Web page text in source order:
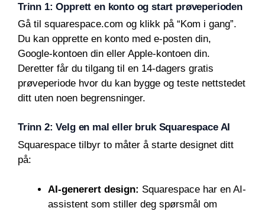
Trinn 1: Opprett en konto og start prøveperioden
Gå til squarespace.com og klikk på “Kom i gang”.
Du kan opprette en konto med e-posten din,
Google-kontoen din eller Apple-kontoen din.
Deretter får du tilgang til en 14-dagers gratis
prøveperiode hvor du kan bygge og teste nettstedet
ditt uten noen begrensninger.
Trinn 2: Velg en mal eller bruk Squarespace AI
Squarespace tilbyr to måter å starte designet ditt
på:
AI-generert design: Squarespace har en AI-
assistent som stiller deg spørsmål om